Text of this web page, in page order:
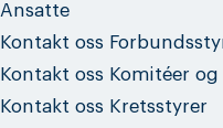
Ansatte
Kontakt oss
Kontakt oss Komitéer
Kontakt oss Kretsstyrer